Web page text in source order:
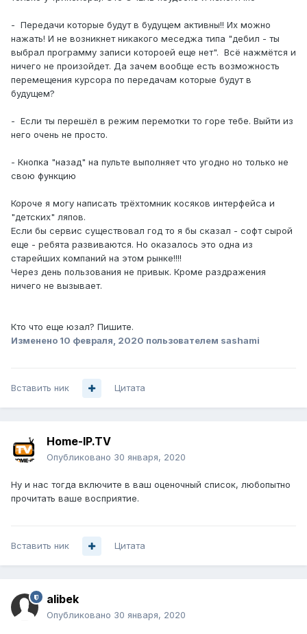
- Передачи которые будут в будущем активны!! Их можно
нажать! И не возникнет никакого меседжа типа "дебил - ты
выбрал программу записи котороей еще нет". Всё нажмётся и
ничего не произойдет. Да зачем вообще есть возможность
перемещения курсора по передачам которые будут в
будущем?
- Если ты перешёл в режим перемотки то горе тебе. Выйти из
него очень не просто.
- Кнопка "назад" на пульте выполняет что угодно но только не
свою функцию
Короче я могу написать трёхтомник косяков интерфейса и
"детских" ляпов.
Если бы сервис существовал год то я бы сказал - софт сырой
еще - ребята развиваются. Но оказалось это одна из
старейших компаний на этом рынке!!!!
Через день пользования не привык. Кроме раздражения
ничего не вызывает.
Кто что еще юзал? Пишите.
Изменено 10 февраля, 2020 пользователем sashami
Вставить ник Цитата
Home-IP.TV
Опубликовано 30 января, 2020
Ну и нас тогда включите в ваш оценочный список, любопытно
прочитать ваше восприятие.
Вставить ник Цитата
alibek
Опубликовано 30 января, 2020